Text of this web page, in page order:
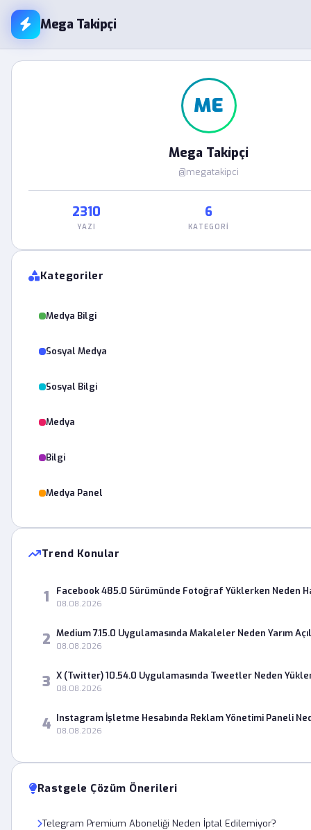
Mega Takipçi
ME
Mega Takipçi
@megatakipci
2310
YAZI
6
KATEGORI
Kategoriler
Medya Bilgi
Sosyal Medya
Sosyal Bilgi
Medya
Bilgi
Medya Panel
Trend Konular
1 Facebook 485.0 Sürümünde Fotoğraf Yüklerken Neden
08.08.2026
2 Medium 7.15.0 Uygulamasında Makaleler Neden Yarım
08.08.2026
3 X (Twitter) 10.54.0 Uygulamasında Tweetler Neden
08.08.2026
4 Instagram İşletme Hesabında Reklam Yönetimi Paneli
08.08.2026
Rastgele Çözüm Önerileri
Telegram Premium Aboneliği Neden İptal Edilemiyor?